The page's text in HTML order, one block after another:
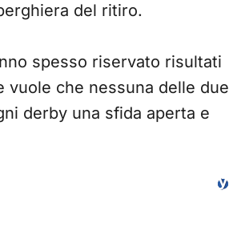
del ritiro.
spesso riservato risultati
vuole che nessuna delle due
derby una sfida aperta e